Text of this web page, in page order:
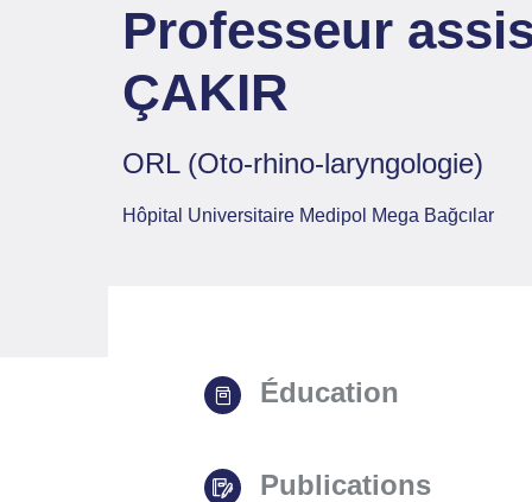
Professeur
ÇAKIR
ORL (Oto-rhino-laryngologie)
Hôpital Universitaire Medipol Mega Bağcılar
Éducation
Publications